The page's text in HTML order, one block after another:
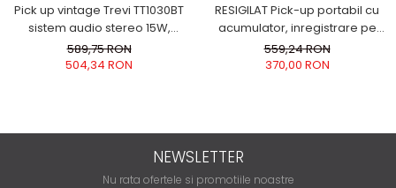
Pick up vintage Trevi TT1030BT
sistem audio stereo 15W,
carcasa din lemn cires,
intrare/iesire auxiliara 2 RCA si
589,75 RON
504,34 RON
RESIGILAT Pick-up portabil cu
acumulator, inregistrare pe
stick USB functie Bluetooth port
USB intrare/iesire AUX-IN iesire
559,24 RON
370,00 RON
NEWSLETTER
Nu rata ofertele si promotiile noastre